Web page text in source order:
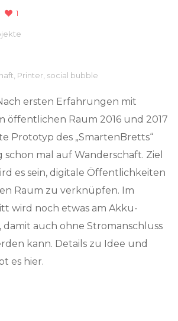
1
Printer social bubble
ersten Erfahrungen mit
öffentlichen Raum 2016 und 2017
Prototyp des „SmartenBretts“
mal auf Wanderschaft. Ziel
es sein, digitale Öffentlichkeiten
Raum zu verknüpfen. Im
wird noch etwas am Akku-
auch ohne Stromanschluss
kann. Details zu Idee und
es hier.